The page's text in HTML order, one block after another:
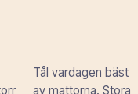
Tål vardagen bäst
av mattorna. Stora